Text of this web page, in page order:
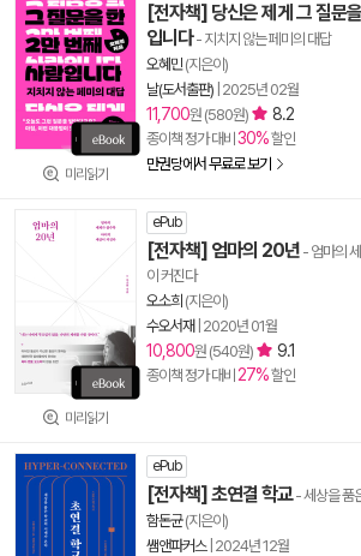
미리읽기
[전자책] 당신은 제게 그 질문
입니다- 지치지 않는 페미의 대답
오혜민(지은이)
날(도서출판) 2025년 02월
11,700원 (580원) 8.2
종이책 정가 대비 30%할인
만권당에서 무료로 보기
미리읽기
ePub
[전자책] 엄마의 20년 - 엄마의
이 커진다
오소희 (지은이)
수오서재 2020년 01월
10,800원 (540원) 9.1
종이책 정가 대비 27%할인
ePub
[전자책] 초연결 학교- 세상을 품
함돈균(지은이)
쌤앤파커스| 2024년 12월